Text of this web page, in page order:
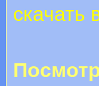
скачать